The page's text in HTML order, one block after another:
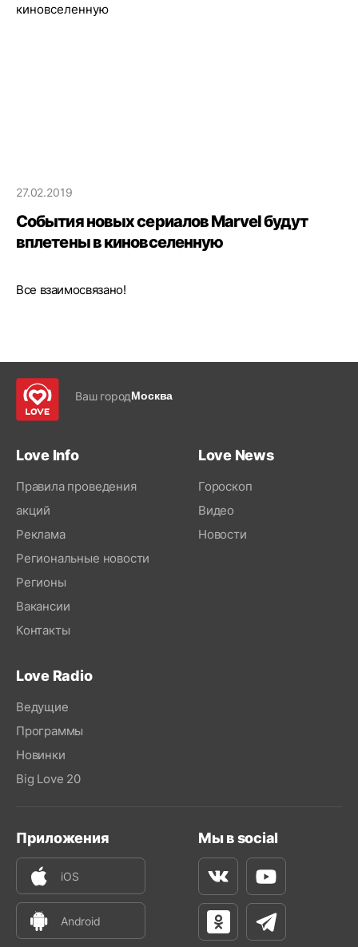
27.02.2019
События новых сериалов Marvel будут
вплетены в киновселенную
Все взаимосвязано!
Ваш городМосква
Love Info
Правила проведения
акций
Реклама
Региональные новости
Регионы
Вакансии
Контакты
Love News
Гороскоп
Видео
Новости
Love Radio
Ведущие
Программы
Новинки
Big Love 20
Приложения
iOS
Android
Мы в social
ВконтактеYoutube
Одноклассники
Телеграм